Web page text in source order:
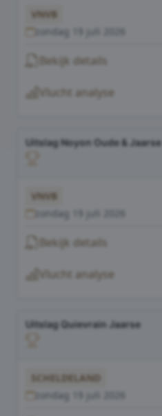
VNVB
zondag 19 juli 2026
Bekijk details
Vlucht analyse
Uitslag Noyon Oude & Jaarse
VNVB
zondag 19 juli 2026
Bekijk details
Vlucht analyse
Uitslag Quievrain Jaarse
SCHELDELAND
zondag 19 juli 2026